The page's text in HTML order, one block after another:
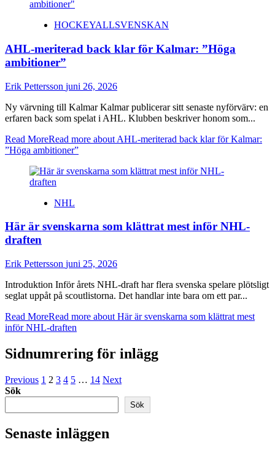
HOCKEYALLSVENSKAN
AHL-meriterad back klar för Kalmar: ”Höga
ambitioner”
Erik Pettersson juni 26, 2026
Ny värvning till Kalmar Kalmar publicerar sitt senaste nyförvärv: en
erfaren back som spelat i AHL. Klubben beskriver honom som...
Read MoreRead more about AHL-meriterad back klar för Kalmar:
”Höga ambitioner”
NHL
Här är svenskarna som klättrat mest inför NHL-
draften
Erik Pettersson juni 25, 2026
Introduktion Inför årets NHL-draft har flera svenska spelare plötsligt
seglat uppåt på scoutlistorna. Det handlar inte bara om ett par...
Read MoreRead more about Här är svenskarna som klättrat mest
inför NHL-draften
Sidnumrering för inlägg
Previous 1 2 3 4 5 … 14 Next
Sök
Sök
Senaste inläggen